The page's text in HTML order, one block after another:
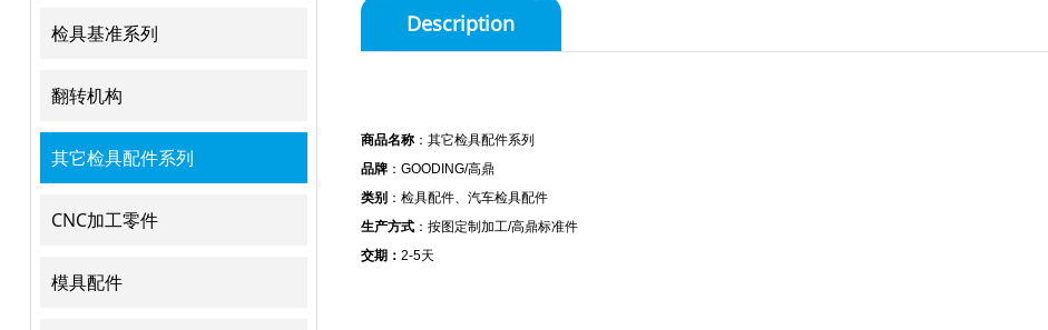
检具基准系列
翻转机构
其它检具配件系列
CNC加工零件
模具配件
Description
商品名称：其它检具配件系列
品牌：GOODING/高鼎
类别 ：检具配件、汽车检具配件
生产方式：按图定制加工/高鼎标准件
交期： 2-5天